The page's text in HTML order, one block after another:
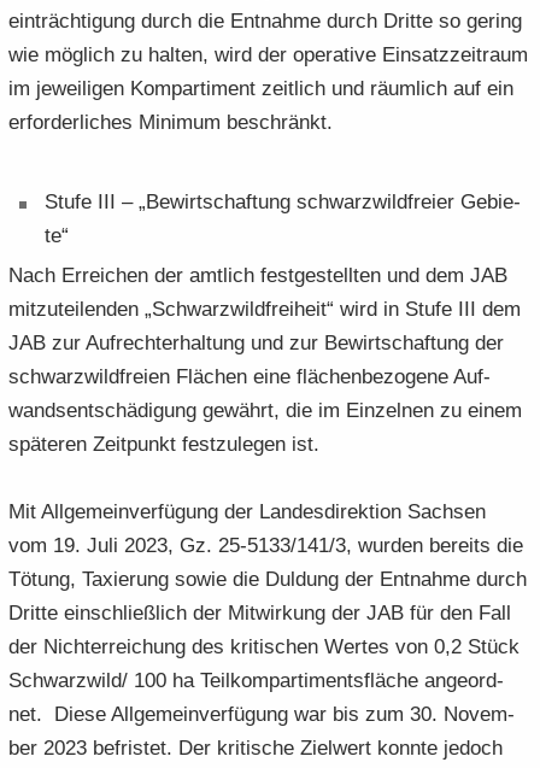
ein­träch­ti­gung durch die Ent­nah­me durch Drit­te so ge­ring
wie mög­lich zu hal­ten, wird der ope­ra­ti­ve Ein­satz­zeit­raum
im je­wei­li­gen Kom­par­ti­ment zeit­lich und räum­lich auf ein
er­for­der­li­ches Mi­ni­mum be­schränkt.
Stufe III – „Be­wirt­schaf­tung schwarz­wild­frei­er Ge­bie­
te“
Nach Er­rei­chen der amt­lich fest­ge­stell­ten und dem JAB
mit­zu­tei­len­den „Schwarz­wild­frei­heit“ wird in Stufe III dem
JAB zur Auf­recht­erhal­tung und zur Be­wirt­schaf­tung der
schwarz­wild­frei­en Flä­chen eine flä­chen­be­zo­ge­ne Auf­
wands­ent­schä­di­gung ge­währt, die im Ein­zel­nen zu einem
spä­te­ren Zeit­punkt fest­zu­le­gen ist.
Mit All­ge­mein­ver­fü­gung der Lan­des­di­rek­ti­on Sach­sen
vom 19. Juli 2023, Gz. 25-5133/141/3, wur­den be­reits die
Tö­tung, Ta­xie­rung sowie die Dul­dung der Ent­nah­me durch
Drit­te ein­schließ­lich der Mit­wir­kung der JAB für den Fall
der Nicht­er­rei­chung des kri­ti­schen Wer­tes von 0,2 Stück
Schwarz­wild/ 100 ha Teil­kom­par­ti­ments­flä­che an­ge­ord­
net. Diese All­ge­mein­ver­fü­gung war bis zum 30. No­vem­
ber 2023 be­fris­tet. Der kri­ti­sche Ziel­wert konn­te je­doch